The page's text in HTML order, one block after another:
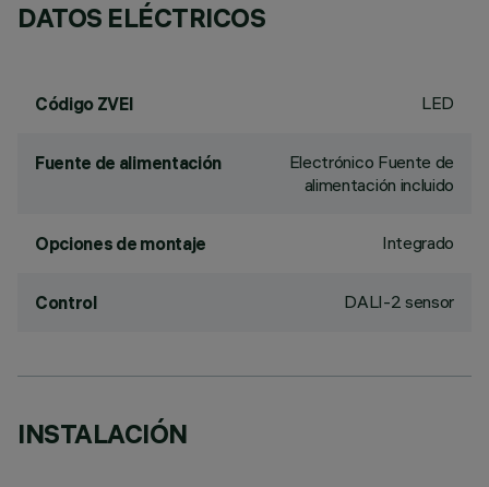
DATOS ELÉCTRICOS
Código ZVEI LED
Fuente de alimentación
Electrónico Fuente de
alimentación incluido
Opciones de montaje Integrado
Control DALI-2 sensor
INSTALACIÓN